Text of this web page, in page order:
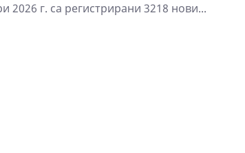
2026 г. са регистрирани 3218 нови...